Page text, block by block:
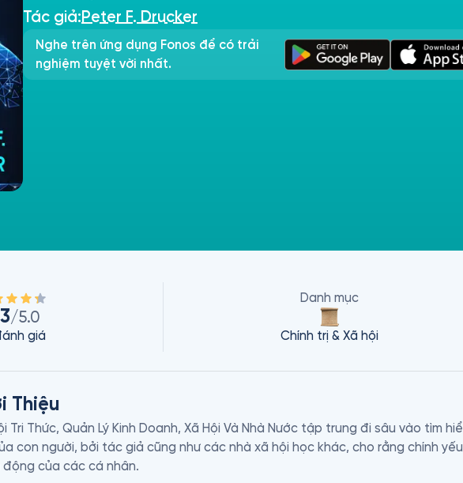
Tác giả:Peter F. Drucker
Nghe trên ứng dụng Fonos để có trải
nghiệm tuyệt vời nhất.
/5.0
giá
Danh mục
Chính trị & Xã hội
Thiệu
Tri Thức, Quản Lý Kinh Doanh, Xã Hội Và Nhà Nước tập trung đi sâu vào tìm
con người, bởi tác giả cũng như các nhà xã hội học khác, cho rằng chính
động của các cá nhân.